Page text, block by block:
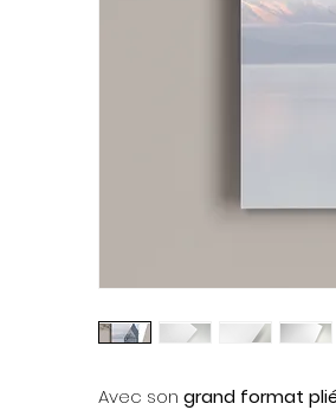
Avec son grand format